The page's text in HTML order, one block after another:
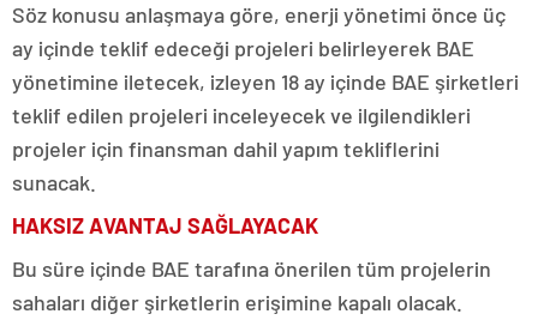
Söz konusu anlaşmaya göre, enerji yönetimi önce üç
ay içinde teklif edeceği projeleri belirleyerek BAE
yönetimine iletecek, izleyen 18 ay içinde BAE şirketleri
teklif edilen projeleri inceleyecek ve ilgilendikleri
projeler için finansman dahil yapım tekliflerini
sunacak.
HAKSIZ AVANTAJ SAĞLAYACAK
Bu süre içinde BAE tarafına önerilen tüm projelerin
sahaları diğer şirketlerin erişimine kapalı olacak.